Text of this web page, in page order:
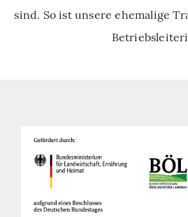
sind. So ist unsere ehemalige